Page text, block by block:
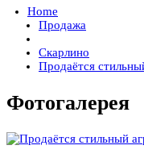
Home
Продажа
Скарлино
Продаётся
Фотогалерея